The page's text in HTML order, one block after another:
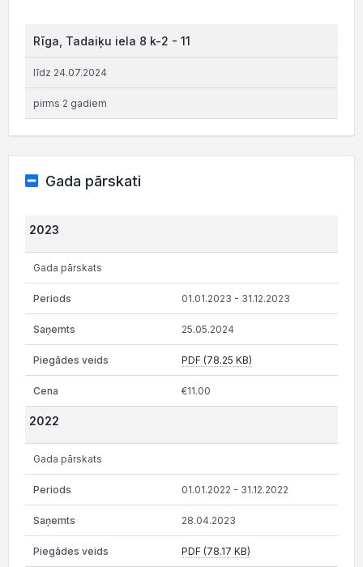
Rīga, Tadaiķu iela 8 k-2 - 11
līdz 24.07.2024
pirms 2 gadiem
Gada pārskati
2023
Gada pārskats
01.01.2023 - 31.12.2023
25.05.2024
PDF (78.25 KB)
€11.00
2022
Gada pārskats
01.01.2022 - 31.12.2022
28.04.2023
PDF (78.17 KB)